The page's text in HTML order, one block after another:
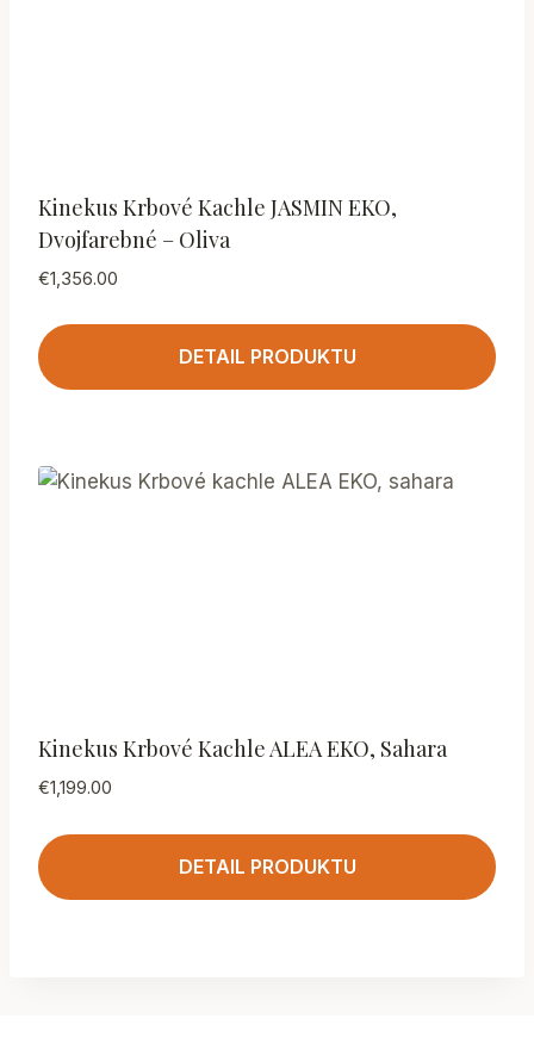
Kinekus Krbové Kachle JASMIN EKO,
Dvojfarebné – Oliva
€1,356.00
DETAIL PRODUKTU
Kinekus Krbové Kachle ALEA EKO, Sahara
€1,199.00
DETAIL PRODUKTU